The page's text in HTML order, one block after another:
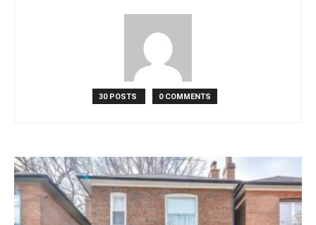
30 POSTS 0 COMMENTS